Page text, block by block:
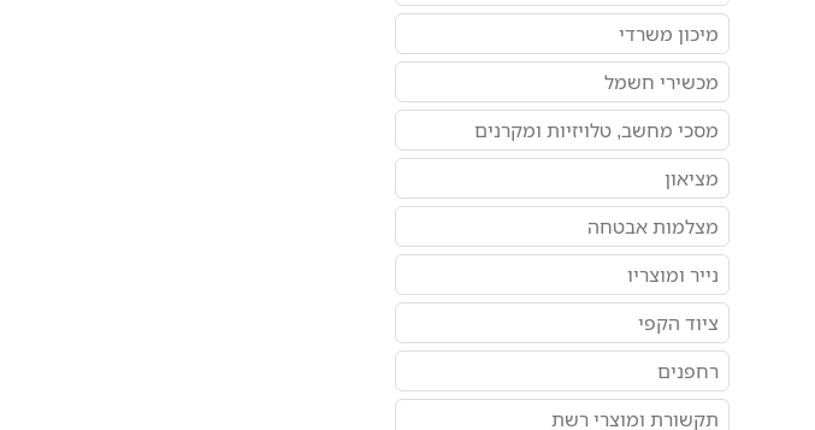
מיכון משרדי
מכשירי חשמל
מסכי מחשב, טלויזיות ומקרנים
מציאון
מצלמות אבטחה
נייר ומוצריו
ציוד הקפי
רחפנים
תקשורת ומוצרי רשת